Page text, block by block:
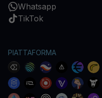
Whatsapp
TikTok
PIATTAFORMA